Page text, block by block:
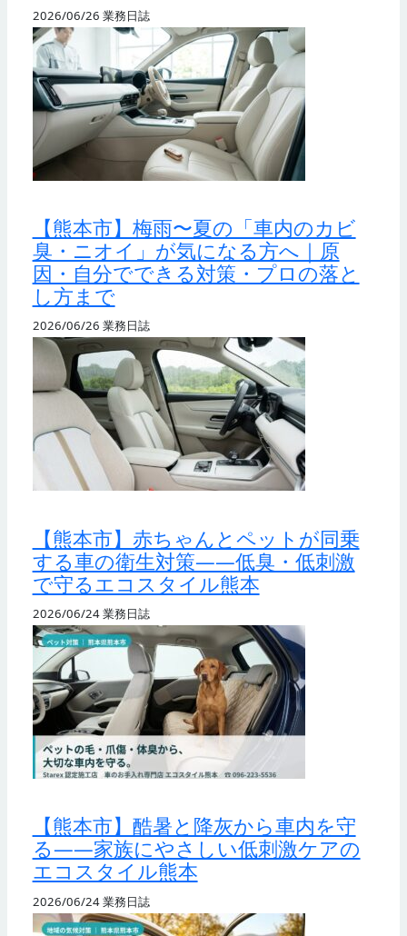
2026/06/26 業務日誌
【熊本市】梅雨〜夏の「車内のカビ
臭・ニオイ」が気になる方へ｜原
因・自分でできる対策・プロの落と
し方まで
2026/06/26 業務日誌
【熊本市】赤ちゃんとペットが同乗
する車の衛生対策——低臭・低刺激
で守るエコスタイル熊本
2026/06/24業務日誌
【熊本市】酷暑と降灰から車内を守
る——家族にやさしい低刺激ケアの
エコスタイル熊本
2026/06/24業務日誌